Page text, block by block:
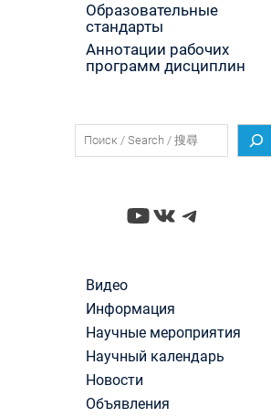
Образовательные
стандарты
Аннотации рабочих
программ дисциплин
YouTube
ВКонтакте
Telegram
Видео
Информация
Научные мероприятия
Научный календарь
Новости
Объявления